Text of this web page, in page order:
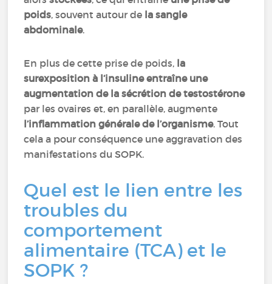
poids, souvent autour de la sangle
abdominale.
En plus de cette prise de poids, la
surexposition à l’insuline entraîne une
augmentation de la sécrétion de testostérone
par les ovaires et, en parallèle, augmente
l’inflammation générale de l’organisme. Tout
cela a pour conséquence une aggravation des
manifestations du SOPK.
Quel est le lien entre les
troubles du
comportement
alimentaire (TCA) et le
SOPK ?